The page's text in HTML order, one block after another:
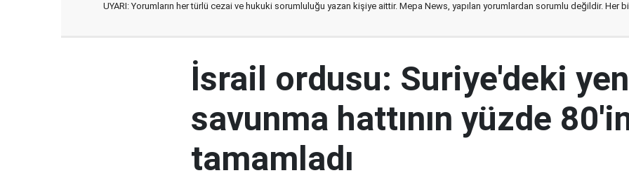
UYARI: Yorumların her türlü cezai ve hukuki sorumluluğu yazan kişiye aittir. Mepa News, yapılan yorumlardan sorumlu değildir. Her
İsrail ordusu: Suriye'deki
savunma hattının yüzde
tamamladı